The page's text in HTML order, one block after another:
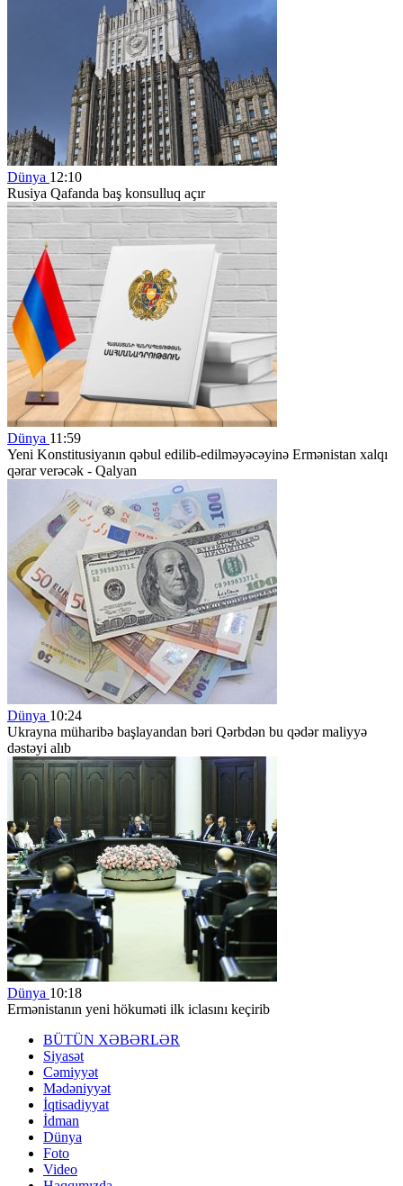
Dünya 12:10
Rusiya Qafanda baş konsulluq açır
Dünya 11:59
Yeni Konstitusiyanın qəbul edilib-edilməyəcəyinə Ermənistan xalqı
qərar verəcək - Qalyan
Dünya 10:24
Ukrayna müharibə başlayandan bəri Qərbdən bu qədər maliyyə
dəstəyi alıb
Dünya 10:18
Ermənistanın yeni hökuməti ilk iclasını keçirib
BÜTÜN XƏBƏRLƏR
Siyasət
Cəmiyyət
Mədəniyyət
İqtisadiyyat
İdman
Dünya
Foto
Video